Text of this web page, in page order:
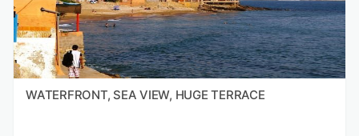
WATERFRONT, SEA VIEW, HUGE TERRACE